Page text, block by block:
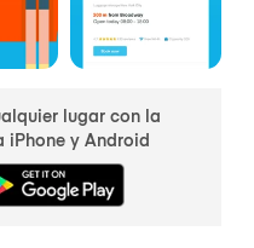
lugar con la
y Android